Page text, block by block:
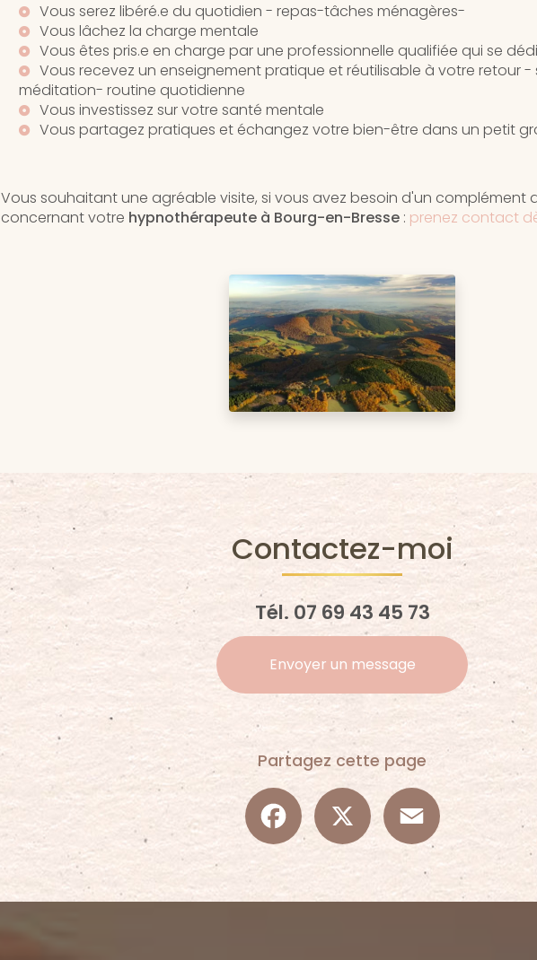
Vous serez libéré.e du quotidien - repas-tâches ménagères-
Vous lâchez la charge mentale
Vous êtes pris.e en charge par une professionnelle qualifiée qui se
Vous recevez un enseignement pratique et réutilisable à votre retour
méditation- routine quotidienne
Vous investissez sur votre santé mentale
Vous partagez pratiques et échangez votre bien-être dans un petit
Vous souhaitant une agréable visite, si vous avez besoin d'un complément
concernant votre hypnothérapeute à Bourg-en-Bresse : prenez contact
Contactez-moi
Tél. 07 69 43 45 73
Envoyer un message
Partagez cette page
Facebook Email